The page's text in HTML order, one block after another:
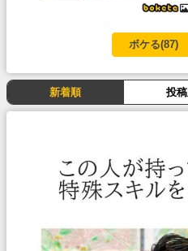
ボケる(87)
新着順 投